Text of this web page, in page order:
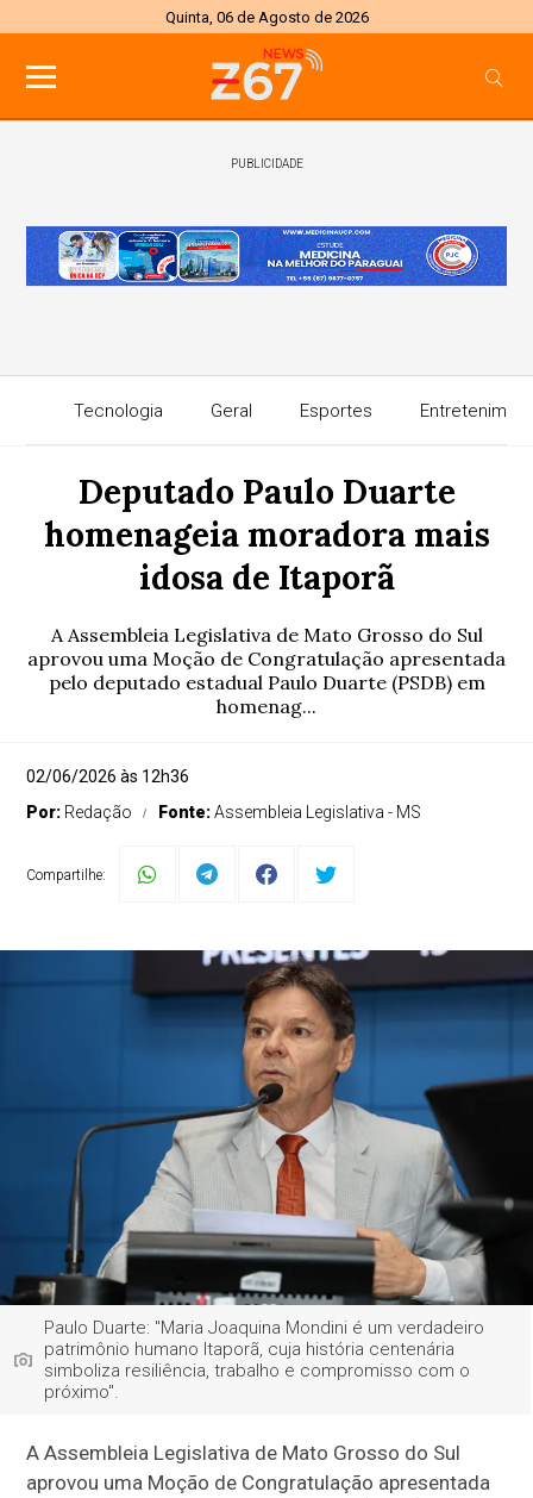
Quinta, 06 de Agosto de 2026
PUBLICIDADE
Tecnologia Geral Esportes
Deputado Paulo Duarte
homenageia moradora mais
idosa de Itaporã
A Assembleia Legislativa de Mato Grosso do Sul
aprovou uma Moção de Congratulação apresentada
pelo deputado estadual Paulo Duarte (PSDB) em
homenag...
02/06/2026 às 12h36
Por: Redação Fonte:Assembleia Legislativa - MS
Compartilhe:
Paulo Duarte: "Maria Joaquina Mondini é um verdadeiro
patrimônio humano Itaporã, cuja história centenária
simboliza resiliência, trabalho e compromisso com o
próximo".
A Assembleia Legislativa de Mato Grosso do Sul
aprovou uma Moção de Congratulação apresentada